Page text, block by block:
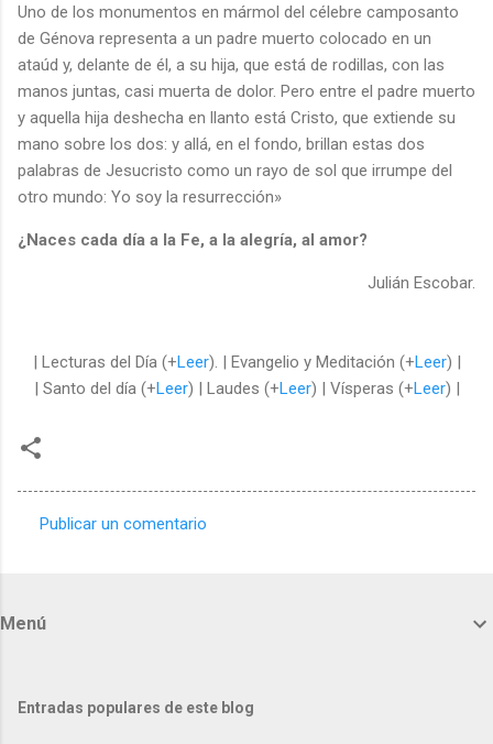
Uno de los monumentos en mármol del célebre camposanto
de Génova representa a un padre muerto colocado en un
ataúd y, delante de él, a su hija, que está de rodillas, con las
manos juntas, casi muerta de dolor. Pero entre el padre muerto
y aquella hija deshecha en llanto está Cristo, que extiende su
mano sobre los dos: y allá, en el fondo, brillan estas dos
palabras de Jesucristo como un rayo de sol que irrumpe del
otro mundo: Yo soy la resurrección»
¿Naces cada día a la Fe, a la alegría, al amor?
Julián Escobar.
| Lecturas del Día (+Leer). | Evangelio y Meditación (+Leer) |
| Santo del día (+Leer) | Laudes (+Leer) | Vísperas (+Leer) |
t
Publicar un comentario
Menú
Entradas populares de este blog